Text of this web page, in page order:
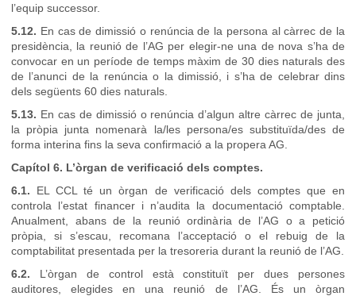
l’equip successor.
5.12. En cas de dimissió o renúncia de la persona al càrrec de la
presidència, la reunió de l’AG per elegir-ne una de nova s’ha de
convocar en un període de temps màxim de 30 dies naturals des
de l’anunci de la renúncia o la dimissió, i s’ha de celebrar dins
dels següents 60 dies naturals.
5.13. En cas de dimissió o renúncia d’algun altre càrrec de junta,
la pròpia junta nomenarà la/les persona/es substituïda/des de
forma interina fins la seva confirmació a la propera AG.
Capítol 6. L’òrgan de verificació dels comptes.
6.1. EL CCL té un òrgan de verificació dels comptes que en
controla l’estat financer i n’audita la documentació comptable.
Anualment, abans de la reunió ordinària de l’AG o a petició
pròpia, si s’escau, recomana l’acceptació o el rebuig de la
comptabilitat presentada per la tresoreria durant la reunió de l’AG.
6.2. L’òrgan de control està constituït per dues persones
auditores, elegides en una reunió de l’AG. És un òrgan